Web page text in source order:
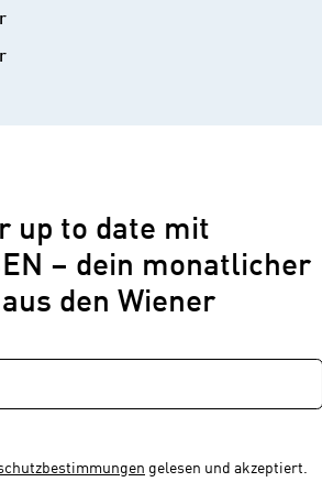
up to date mit
– dein monatlicher
den Wiener
gelesen und akzeptiert.